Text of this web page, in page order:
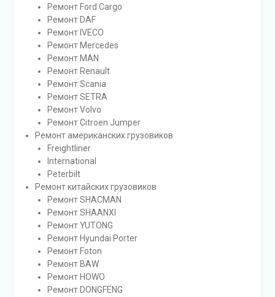
Ремонт Ford Cargo
Ремонт DAF
Ремонт IVECO
Ремонт Mercedes
Ремонт MAN
Ремонт Renault
Ремонт Scania
Ремонт SETRA
Ремонт Volvo
Ремонт Citroen Jumper
Ремонт американских грузовиков
Freightliner
International
Peterbilt
Ремонт китайских грузовиков
Ремонт SHACMAN
Ремонт SHAANXI
Ремонт YUTONG
Ремонт Hyundai Porter
Ремонт Foton
Ремонт BAW
Ремонт HOWO
Ремонт DONGFENG